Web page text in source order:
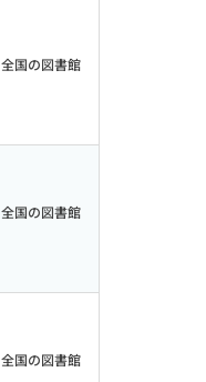
全国の図書館
全国の図書館
全国の図書館